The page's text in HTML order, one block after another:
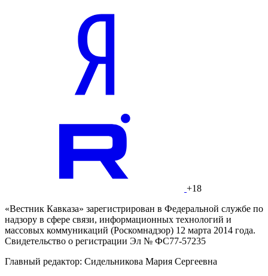
+18
«Вестник Кавказа» зарегистрирован в Федеральной службе по
надзору в сфере связи, информационных технологий и
массовых коммуникаций (Роскомнадзор) 12 марта 2014 года.
Свидетельство о регистрации Эл № ФС77-57235
Главный редактор: Сидельникова Мария Сергеевна